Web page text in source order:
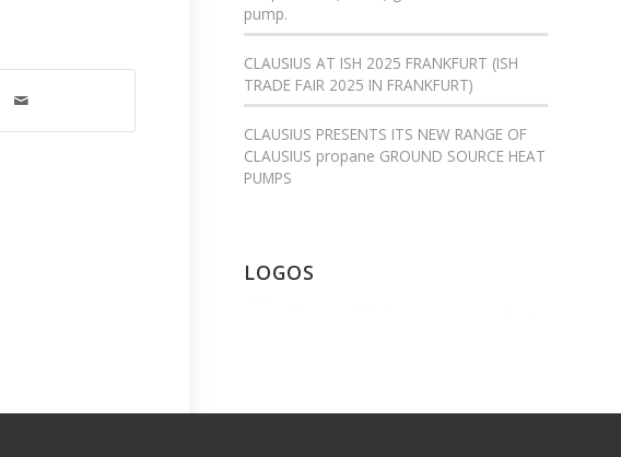
pump.
CLAUSIUS AT ISH 2025 FRANKFURT (ISH
TRADE FAIR 2025 IN FRANKFURT)
CLAUSIUS PRESENTS ITS NEW RANGE OF
CLAUSIUS propane GROUND SOURCE HEAT
PUMPS
LOGOS